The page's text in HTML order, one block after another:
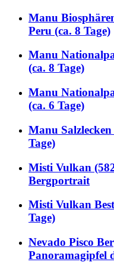
Manu
Peru (ca. 8 Tage)
Manu
(ca. 8 Tage)
Manu
(ca. 6 Tage)
Manu
Tage)
Misti Vulkan
Bergportrait
Misti Vulkan
Tage)
Nevado Pisco
Panoramagipfel